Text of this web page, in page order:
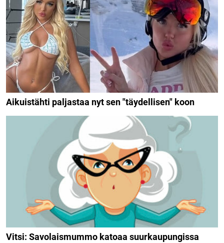
Aikuistähti paljastaa nyt sen "täydellisen" koon
Vitsi: Savolaismummo katoaa suurkaupungissa